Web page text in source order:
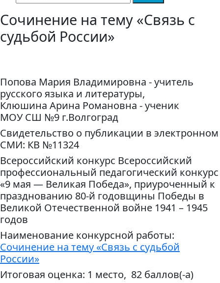
Сочинение на тему «Связь с
судьбой России»
Попова Мария Владимировна - учитель
русского языка и литературы,
Клюшина Арина Романовна - ученик
МОУ СШ №9 г.Волгоград
Свидетельство о публикации в электронном
СМИ: КВ №11324
Всероссийский конкурс Всероссийский
профессиональный педагогический конкурс
«9 мая — Великая Победа», приуроченный к
празднованию 80-й годовщины Победы в
Великой Отечественной войне 1941 – 1945
годов
Наименование конкурсной работы:
Сочинение на тему «Связь с судьбой
России»
Итоговая оценка: 1 место, 82 баллов(-а)